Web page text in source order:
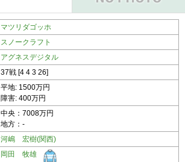
マツリダゴッホ
スノークラフト
アグネスデジタル
37戦 [4 4 3 26]
平地: 1500万円
障害: 400万円
中央：7008万円
地方：-
河嶋 宏樹(関西)
岡田 牧雄